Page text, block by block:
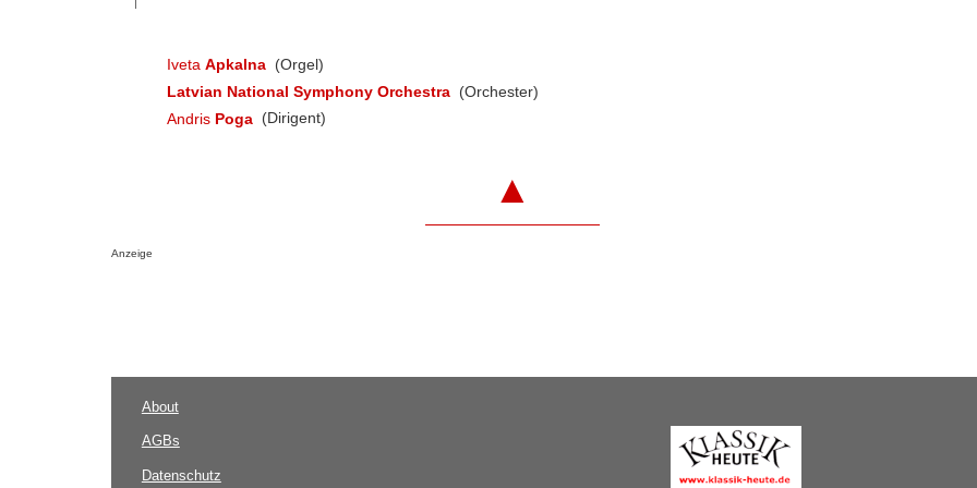
Iveta Apkalna (Orgel)
Latvian National Symphony Orchestra (Orchester)
Andris Poga (Dirigent)
▲
Anzeige
About
AGBs
Datenschutz